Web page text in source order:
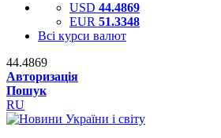
USD 44.4869
EUR 51.3348
Всі курси валют
44.4869
Авторизація
Пошук
RU